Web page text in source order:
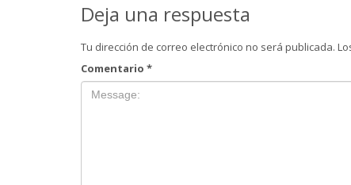
Deja una respuesta
Tu dirección de correo electrónico no será publicada.
Comentario *